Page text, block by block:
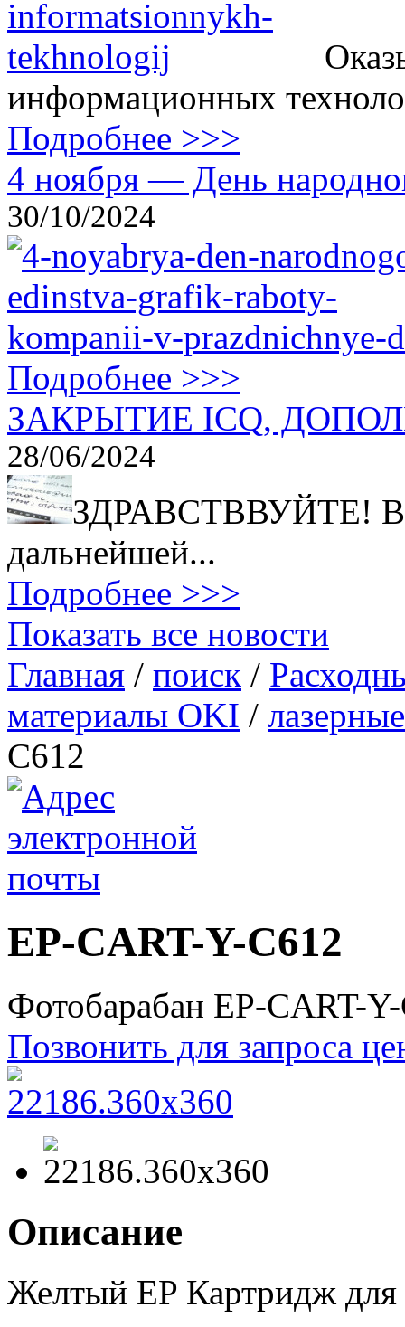
информационных
Подробнее >>>
4 ноября — День
30/10/2024
Подробнее >>>
ЗАКРЫТИЕ ICQ,
28/06/2024
ЗДРАВСТВВУЙТЕ! В
дальнейшей...
Подробнее >>>
Показать все новости
Главная / поиск /
материалы OKI /
C612
EP-CART-Y-C612
Фотобарабан EP-CART-
Позвонить для запроса
Описание
Желтый EP Картридж